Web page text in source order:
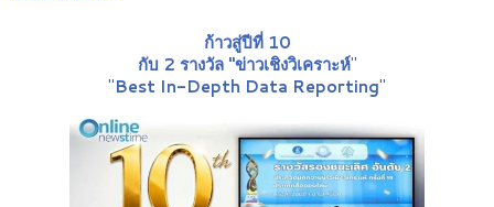
ก้าวสู่ปีที่ 10
กับ 2 รางวัล "ข่าวเชิงวิเคราะห์"
"Best In-Depth Data Reporting"